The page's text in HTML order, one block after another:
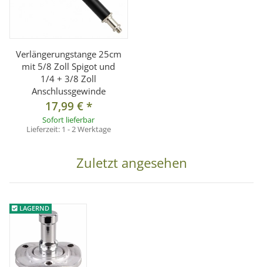
Verlängerungstange 25cm
mit 5/8 Zoll Spigot und
1/4 + 3/8 Zoll
Anschlussgewinde
17,99 €*
Sofort lieferbar
Lieferzeit: 1 - 2 Werktage
Zuletzt angesehen
LAGERND